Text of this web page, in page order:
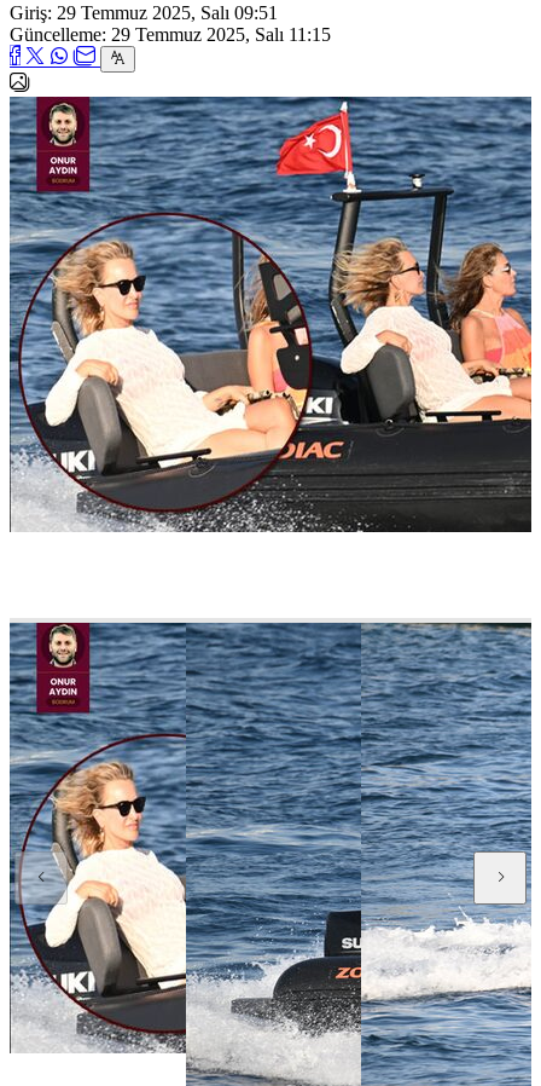
Giriş: 29 Temmuz 2025, Salı 09:51
Güncelleme: 29 Temmuz 2025, Salı 11:15